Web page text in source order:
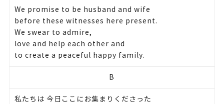
We promise to be husband and wife
before these witnesses here present.
We swear to admire,
love and help each other and
to create a peaceful happy family.
B
私たちは 今日ここにお集まりくださった